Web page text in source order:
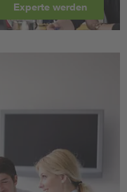
Experte werden